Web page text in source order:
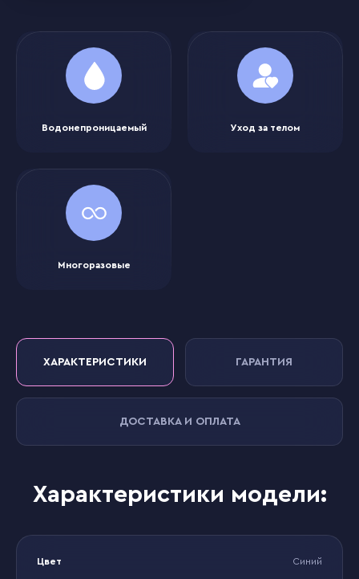
Водонепроницаемый Уход за телом
Многоразовые
ХАРАКТЕРИСТИКИ ГАРАНТИЯ
ДОСТАВКА И ОПЛАТА
Характеристики модели:
Цвет Синий